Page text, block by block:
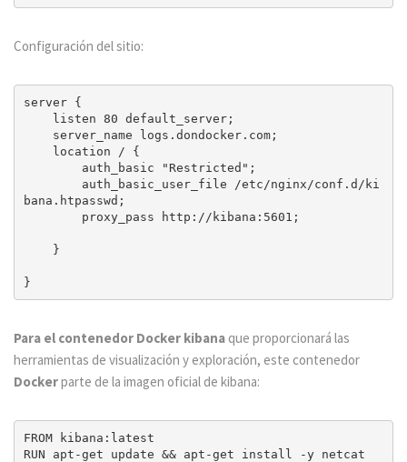
Configuración del sitio:
server {
bana.htpasswd;
Para el contenedor Docker kibana que proporcionará las
herramientas de visualización y exploración, este contenedor
Dockerparte de la imagen oficial de kibana:
FROM kibana:latest
RUN apt-get update && apt-get install -y netcat